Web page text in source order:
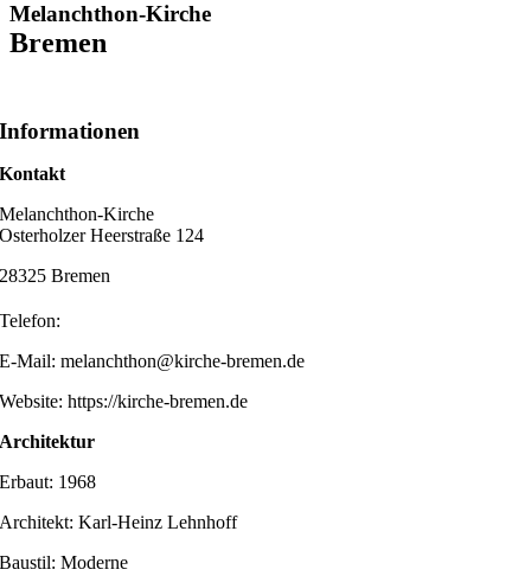
Melanchthon-Kirche
Bremen
Informationen
Kontakt
Melanchthon-Kirche
Osterholzer Heerstraße 124
28325 Bremen
Telefon:
E-Mail: melanchthon@kirche-bremen.de
Website: https://kirche-bremen.de
Architektur
Erbaut: 1968
Architekt: Karl-Heinz Lehnhoff
Baustil: Moderne